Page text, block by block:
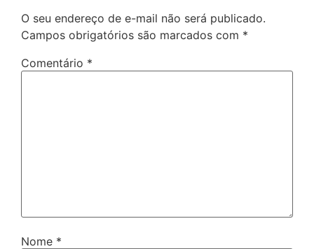
O seu endereço de e-mail não será publicado.
Campos obrigatórios são marcados com *
Comentário *
Nome *